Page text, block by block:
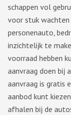
schappen vol
voor stuk wachten
personenauto,
inzichtelijk te
voorraad hebben
aanvraag doen bij
aanvraag is gratis
aanbod kunt
afhalen bij de